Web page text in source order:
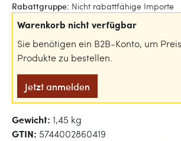
Rabattgruppe: Nicht rabattfähige Importe
Warenkorb nicht verfügbar
Sie benötigen ein B2B-Konto, um
Produkte zu bestellen.
Jetzt anmelden
Gewicht: 1,45 kg
GTIN: 5744002860419